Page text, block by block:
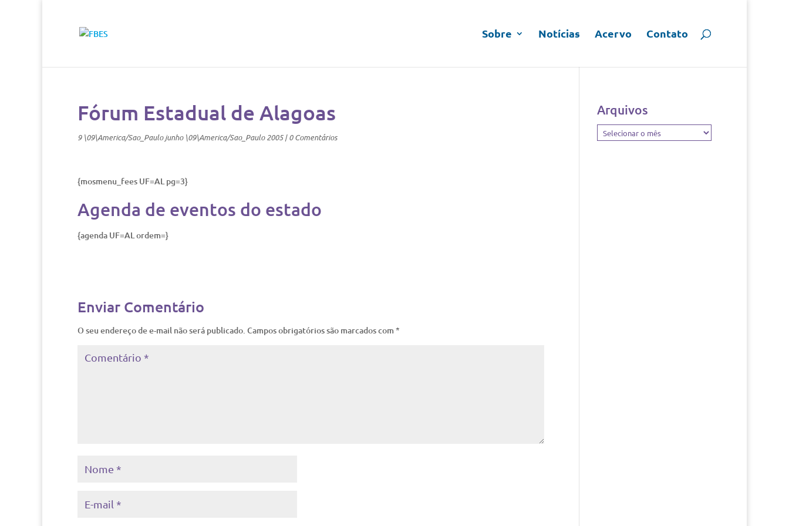
Sobre Notícias Acervo Contato
Fórum Estadual de Alagoas
9 \09\America/Sao_Paulo junho \09\America/Sao_Paulo 2005|0 Comentários
{mosmenu_fees UF=AL pg=3}
Agenda de eventos do estado
{agenda UF=AL ordem=}
Enviar Comentário
O seu endereço de e-mail não será publicado. Campos obrigatórios são marcados com *
Arquivos
Arquivos